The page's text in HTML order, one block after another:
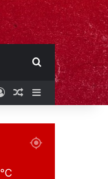
Buscar por
AccesoPublicación al
Barra lateral
℃